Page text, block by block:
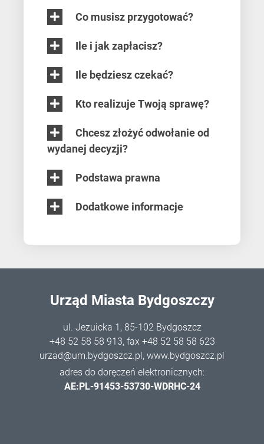
Co musisz przygotować?
Ile i jak zapłacisz?
Ile będziesz czekać?
Kto realizuje Twoją sprawę?
wydanej decyzji?
Podstawa prawna
Dodatkowe informacje
Urząd Miasta Bydgoszczy
ul. Jezuicka 1, 85-102 Bydgoszcz
+48 52 58 58 913, fax +48 52 58 58 623
urzad@um.bydgoszcz.pl, www.bydgoszcz.pl
adres do doręczeń elektronicznych:
AE:PL-91453-53730-WDRHC-24